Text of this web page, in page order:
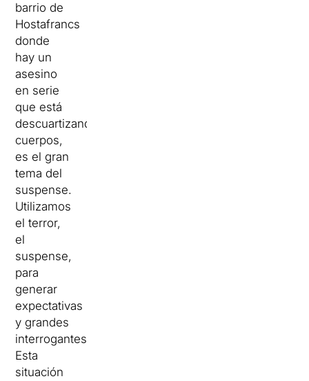
barrio de
Hostafrancs
donde
hay un
asesino
en serie
que está
descuartizando
cuerpos,
es el gran
tema del
suspense.
Utilizamos
el terror,
el
suspense,
para
generar
expectativas
y grandes
interrogantes.
Esta
situación